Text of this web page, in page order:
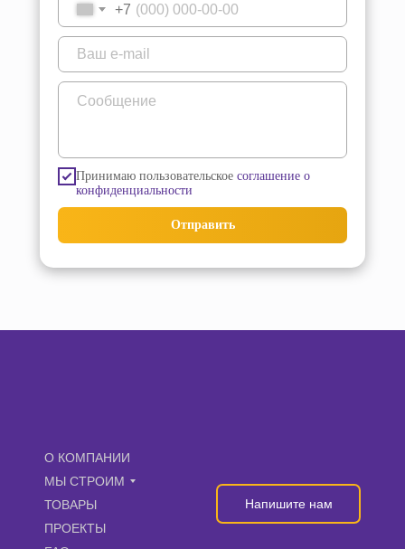
+7
Принимаю пользовательское соглашение о
конфиденциальности
Отправить
О КОМПАНИИ
МЫ СТРОИМ
ТОВАРЫ
Напишите нам
ПРОЕКТЫ